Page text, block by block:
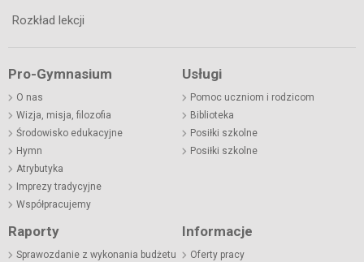
Rozkład lekcji
Pro-Gymnasium
O nas
Wizja, misja, filozofia
Środowisko edukacyjne
Hymn
Atrybutyka
Imprezy tradycyjne
Współpracujemy
Usługi
Pomoc uczniom i rodzicom
Biblioteka
Posiłki szkolne
Posiłki szkolne
Raporty
Sprawozdanie z wykonania budżetu
Informacje
Oferty pracy